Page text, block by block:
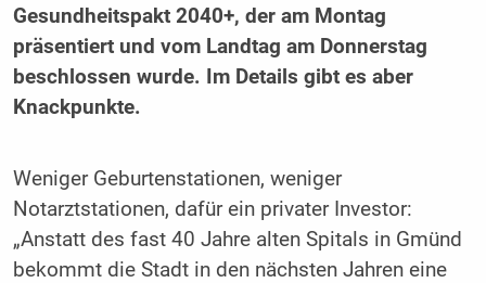
Gesundheitspakt 2040+, der am Montag
präsentiert und vom Landtag am Donnerstag
beschlossen wurde. Im Details gibt es aber
Knackpunkte.
Weniger Geburtenstationen, weniger
Notarztstationen, dafür ein privater Investor:
„Anstatt des fast 40 Jahre alten Spitals in Gmünd
bekommt die Stadt in den nächsten Jahren eine